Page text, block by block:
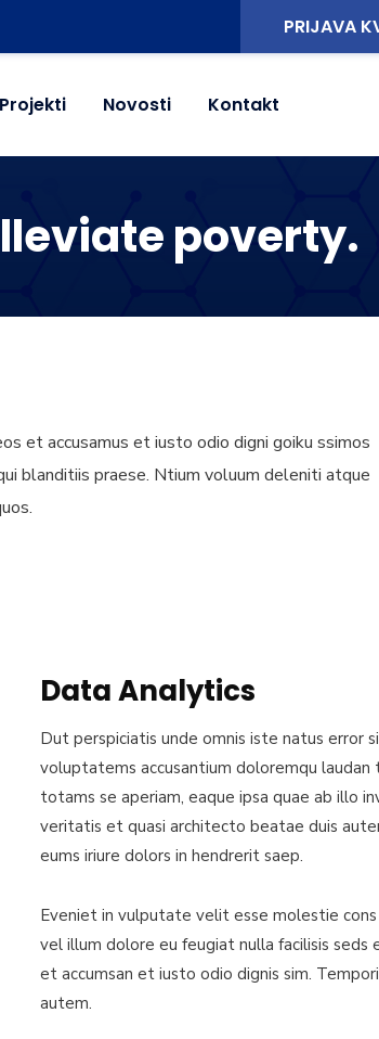
PRIJAVA
Projekti Novosti Kontakt
poverty.
et accusamus et iusto odio digni goiku ssimos
blanditiis praese. Ntium voluum deleniti atque
Data Analytics
Dut perspiciatis unde omnis iste natus error
voluptatems accusantium doloremqu laudan
totams se aperiam, eaque ipsa quae ab illo
veritatis et quasi architecto beatae duis
eums iriure dolors in hendrerit saep.
Eveniet in vulputate velit esse molestie
vel illum dolore eu feugiat nulla facilisis seds
et accumsan et iusto odio dignis sim.
autem.